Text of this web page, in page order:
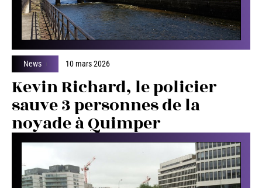
News 10 mars 2026
Kevin Richard, le policier
sauve 3 personnes de la
noyade à Quimper